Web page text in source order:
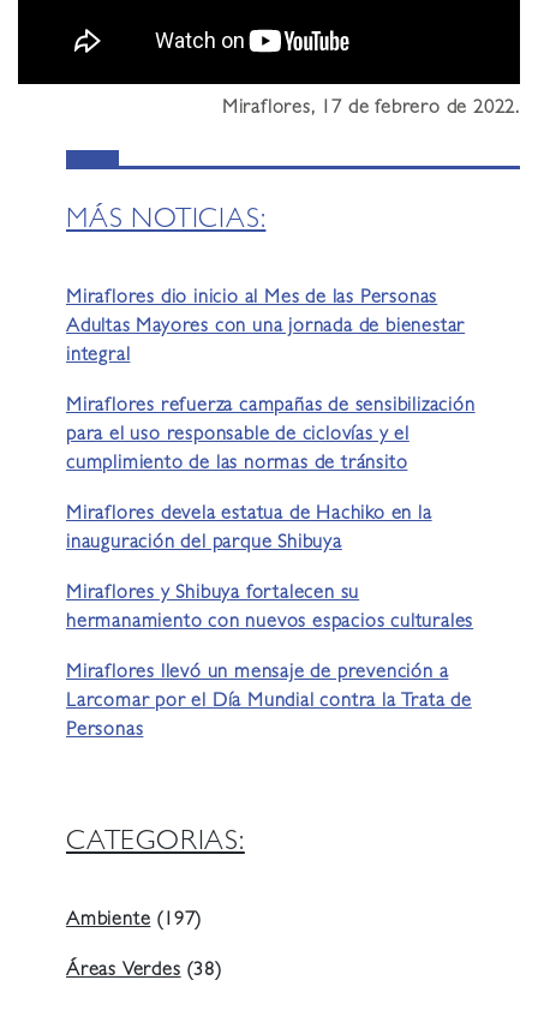
Miraflores, 17 de febrero de 2022.
MÁS NOTICIAS:
Miraflores dio inicio al Mes de las Personas
Adultas Mayores con una jornada de bienestar
integral
Miraflores refuerza campañas de sensibilización
para el uso responsable de ciclovías y el
cumplimiento de las normas de tránsito
Miraflores devela estatua de Hachiko en la
inauguración del parque Shibuya
Miraflores y Shibuya fortalecen su
hermanamiento con nuevos espacios culturales
Miraflores llevó un mensaje de prevención a
Larcomar por el Día Mundial contra la Trata de
Personas
CATEGORIAS:
Ambiente (197)
Áreas Verdes (38)